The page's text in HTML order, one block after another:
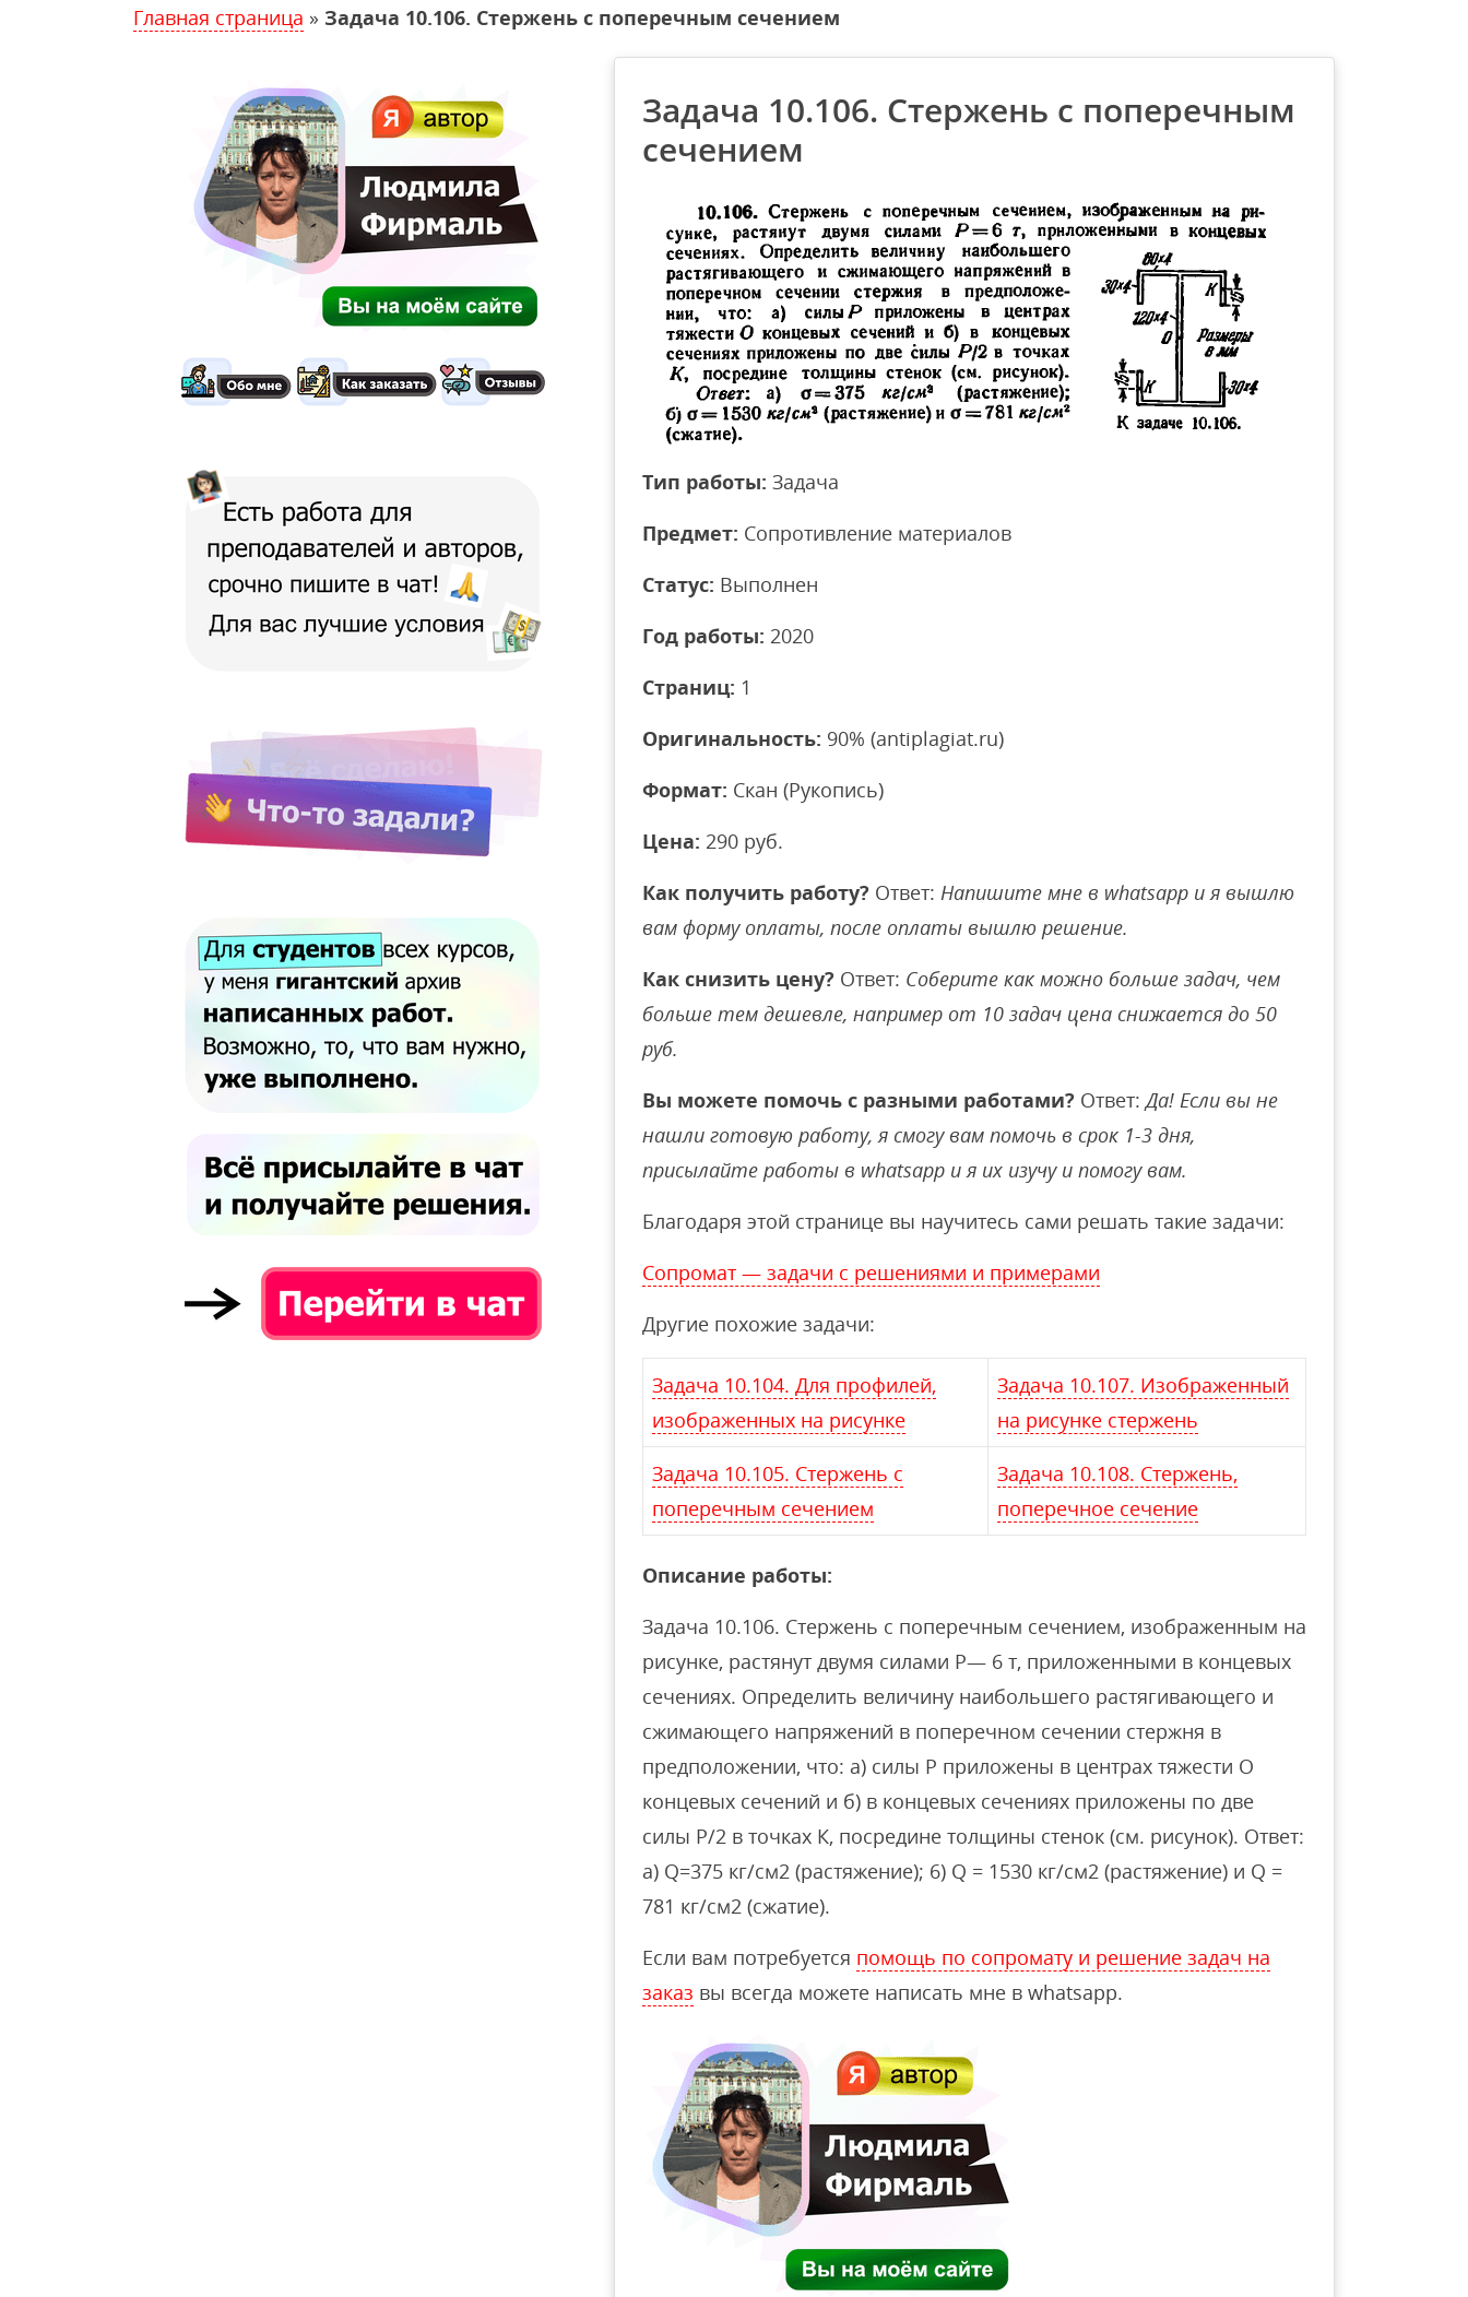
Главная страница » Задача 10.106. Стержень с поперечным сечением
Задача 10.106. Стержень с поперечным
сечением
Тип работы: Задача
Предмет: Сопротивление материалов
Статус: Выполнен
Год работы: 2020
Страниц: 1
Оригинальность: 90% (antiplagiat.ru)
Формат: Скан (Рукопись)
Цена: 290 руб.
Как получить работу? Ответ: Напишите мне в whatsapp и я вышлю
вам форму оплаты, после оплаты вышлю решение.
Как снизить цену? Ответ: Соберите как можно больше задач, чем
больше тем дешевле, например от 10 задач цена снижается до 50
руб.
Вы можете помочь с разными работами? Ответ:Да! Если вы не
нашли готовую работу, я смогу вам помочь в срок 1-3 дня,
присылайте работы в whatsapp и я их изучу и помогу вам.
Благодаря этой странице вы научитесь сами решать такие задачи:
Сопромат — задачи с решениями и примерами
Другие похожие задачи:
Задача 10.104. Для профилей,
изображенных на рисунке
Задача 10.107. Изображенный
на рисунке стержень
Задача 10.105. Стержень с
поперечным сечением
Задача 10.108. Стержень,
поперечное сечение
Описание работы:
Задача 10.106. Стержень с поперечным сечением, изображенным на
рисунке, растянут двумя силами Р— 6 т, приложенными в концевых
сечениях. Определить величину наибольшего растягивающего и
сжимающего напряжений в поперечном сечении стержня в
предположении, что: а) силы Р приложены в центрах тяжести О
концевых сечений и б) в концевых сечениях приложены по две
силы Р/2 в точках К, посредине толщины стенок (см. рисунок). Ответ:
а) Q=375 кг/см2 (растяжение); 6) Q = 1530 кг/см2 (растяжение) и Q =
781 кг/см2 (сжатие).
Если вам потребуется помощь по сопромату и решение задач на
заказ вы всегда можете написать мне в whatsapp.